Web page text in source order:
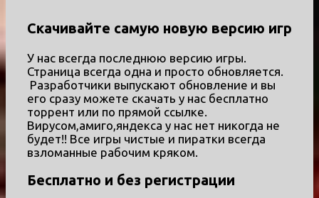
Скачивайте самую новую версию игр
У нас всегда последнюю версию игры.
Страница всегда одна и просто обновляется.
Разработчики выпускают обновление и вы
его сразу можете скачать у нас бесплатно
торрент или по прямой ссылке.
Вирусом,амиго,яндекса у нас нет никогда не
будет!! Все игры чистые и пиратки всегда
взломанные рабочим кряком.
Бесплатно и без регистрации